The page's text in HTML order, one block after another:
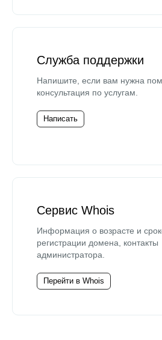
Служба поддержки
Напишите, если вам нужна
консультация по услугам.
Написать
Сервис Whois
Информация о возрасте и
регистрации домена, контакты
администратора.
Перейти в Whois